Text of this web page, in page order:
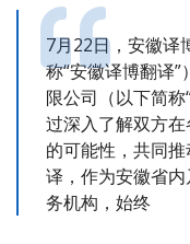
7月22日，安徽译
称“安徽译博翻译
限公司（以下简
过深入了解双方
的可能性，共同
译，作为安徽省
务机构，始终